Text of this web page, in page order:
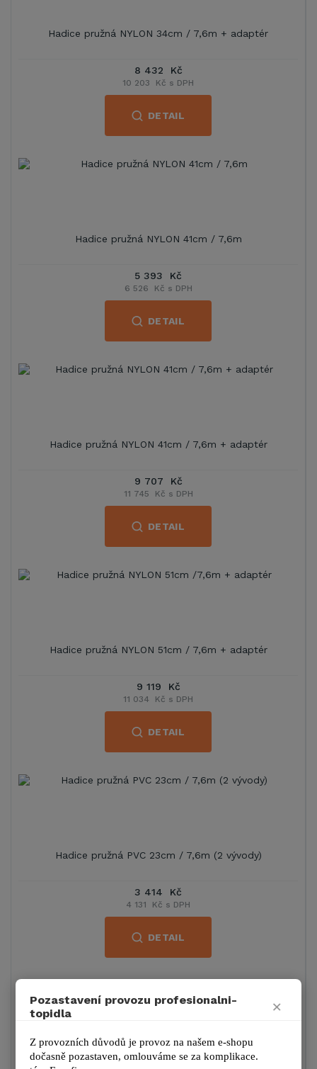
Hadice pružná NYLON 34cm / 7,6m + adaptér
8 432 Kč
10 203 Kč s DPH
DETAIL
Hadice pružná NYLON 41cm / 7,6m
5 393 Kč
6 526 Kč s DPH
DETAIL
Hadice pružná NYLON 41cm / 7,6m + adaptér
9 707 Kč
11 745 Kč s DPH
DETAIL
Hadice pružná NYLON 51cm / 7,6m + adaptér
9 119 Kč
11 034 Kč s DPH
DETAIL
Hadice pružná PVC 23cm / 7,6m (2 vývody)
3 414 Kč
4 131 Kč s DPH
DETAIL
Hadice pružná PVC 31cm / 3m + adaptér
Pozastavení provozu profesionalni-
topidla
×
Z provozních důvodů je provoz na našem e-shopu
dočasně pozastaven, omlouváme se za komplikace.